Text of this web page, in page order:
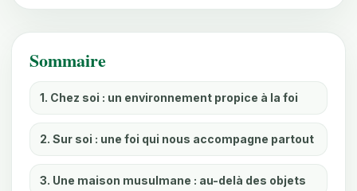
Sommaire
1. Chez soi : un environnement propice à la foi
2. Sur soi : une foi qui nous accompagne partout
3. Une maison musulmane : au-delà des objets